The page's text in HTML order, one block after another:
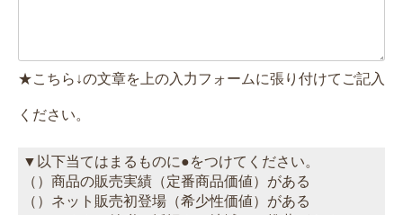
★こちら↓の文章を上の入力フォームに張り付けてご記入
ください。
▼以下当てはまるものに●をつけてください。
（）商品の販売実績（定番商品価値）がある
（）ネット販売初登場（希少性価値）がある